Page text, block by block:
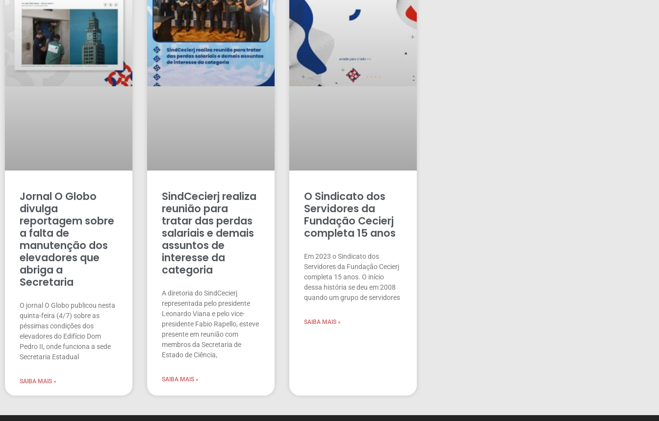
Jornal O Globo
divulga
reportagem sobre
a falta de
manutenção dos
elevadores que
abriga a
Secretaria
O jornal O Globo publicou nesta
quinta-feira (4/7) sobre as
péssimas condições dos
elevadores do Edifício Dom
Pedro II, onde funciona a sede
Secretaria Estadual
SAIBA MAIS »
SindCecierj realiza
reunião para
tratar das perdas
salariais e demais
assuntos de
interesse da
categoria
A diretoria do SindCecierj
representada pelo presidente
Leonardo Viana e pelo vice-
presidente Fabio Rapello, esteve
presente em reunião com
membros da Secretaria de
Estado de Ciência,
SAIBA MAIS »
O Sindicato dos
Servidores da
Fundação Cecierj
completa 15 anos
Em 2023 o Sindicato dos
Servidores da Fundação Cecierj
completa 15 anos. O início
dessa história se deu em 2008
quando um grupo de servidores
SAIBA MAIS »